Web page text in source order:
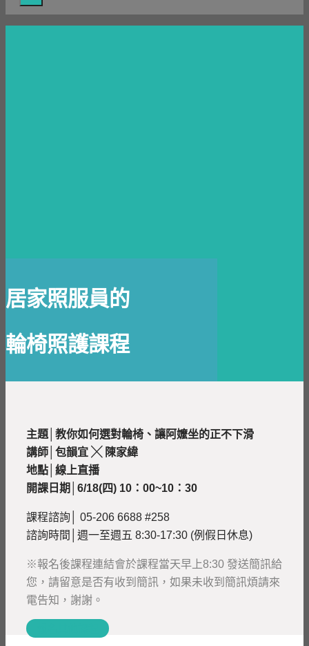
居家照服員的
輪椅照護課程
主題│教你如何選對輪椅、讓阿嬤坐的正不下滑
講師│包韻宜 ╳ 陳家緯
地點│線上直播
開課日期│ 6/18(四) 10：00~10：30
課程諮詢│ 05-206 6688 #258
諮詢時間│週一至週五 8:30-17:30 (例假日休息)
※報名後課程連結會於課程當天早上8:30 發送簡訊給
您，請留意是否有收到簡訊，如果未收到簡訊煩請來
電告知，謝謝。